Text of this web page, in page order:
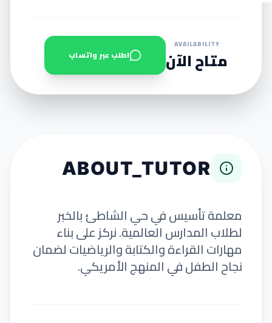
AVAILABILITY
متاح الآن اطلب عبر واتساب
ABOUT_TUTOR
معلمة تأسيس في حي الشاطئ بالخبر
لطلاب المدارس العالمية. نركز على بناء
مهارات القراءة والكتابة والرياضيات لضمان
نجاح الطفل في المنهج الأمريكي.